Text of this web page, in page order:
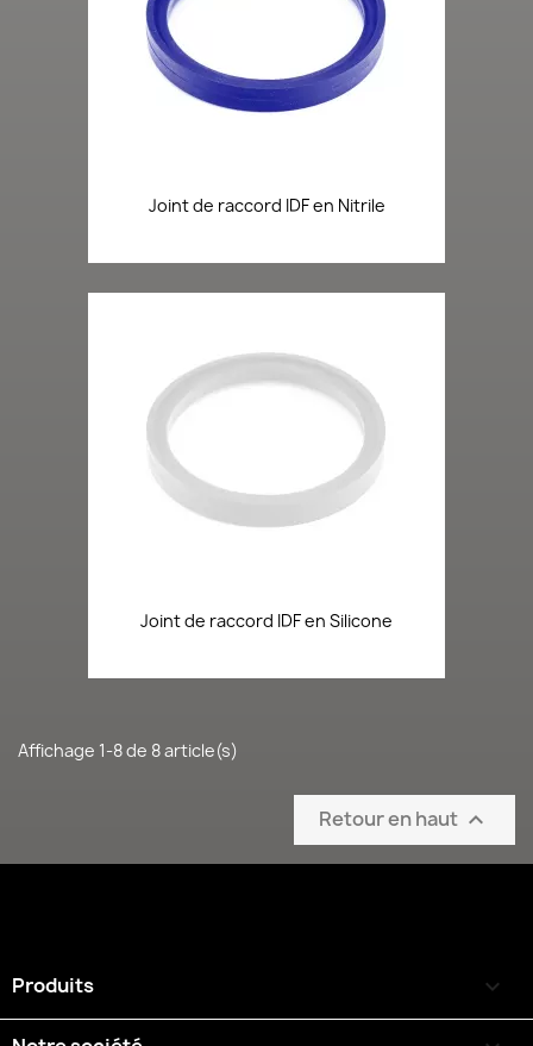
Joint de raccord IDF en Nitrile
Joint de raccord IDF en Silicone
Affichage 1-8 de 8 article(s)
Retour en haut 
Produits 